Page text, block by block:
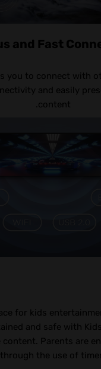
and Fast
you to connect with
and easily
content.
for kids
and safe with
Parents are
the use of